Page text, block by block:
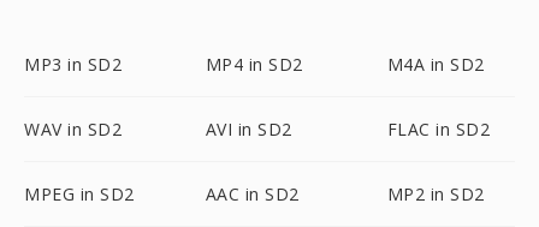
MP3 in SD2 MP4 in SD2 M4A in SD2
WAV in SD2 AVI in SD2 FLAC in SD2
MPEG in SD2 AAC in SD2 MP2 in SD2